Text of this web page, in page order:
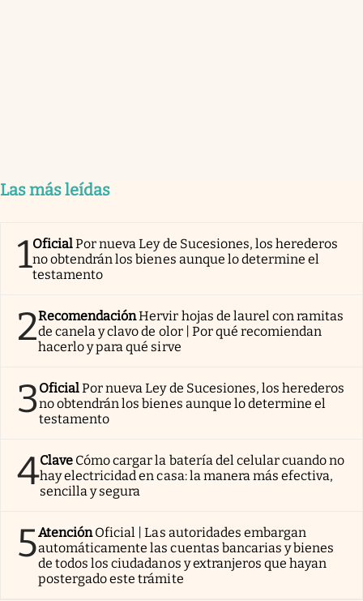
Las más leídas
1OficialPor nueva Ley de Sucesiones, los herederos
no obtendrán los bienes aunque lo determine el
testamento
2RecomendaciónHervir hojas de laurel con ramitas
de canela y clavo de olor | Por qué recomiendan
hacerlo y para qué sirve
3OficialPor nueva Ley de Sucesiones, los herederos
no obtendrán los bienes aunque lo determine el
testamento
4Clave Cómo cargar la batería del celular cuando no
hay electricidad en casa: la manera más efectiva,
sencilla y segura
5AtenciónOficial | Las autoridades embargan
automáticamente las cuentas bancarias y bienes
de todos los ciudadanos y extranjeros que hayan
postergado este trámite